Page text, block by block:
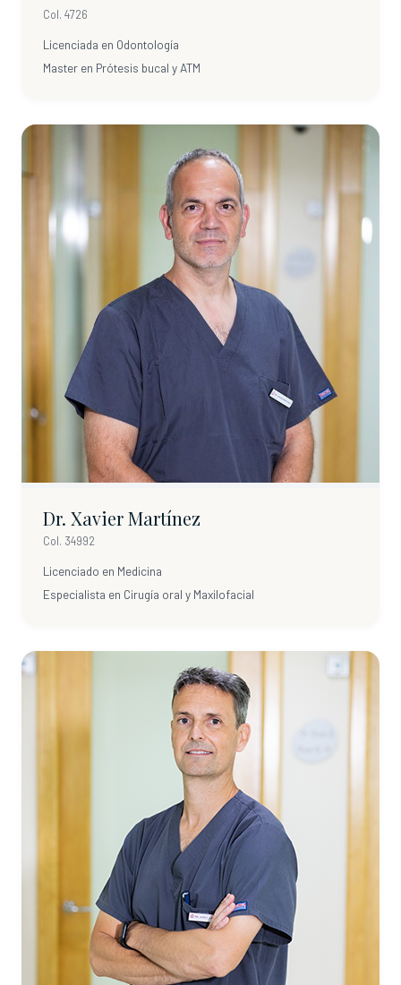
Col. 4726
Licenciada en Odontología
Master en Prótesis bucal y ATM
Dr. Xavier Martínez
Col. 34992
Licenciado en Medicina
Especialista en Cirugía oral y Maxilofacial